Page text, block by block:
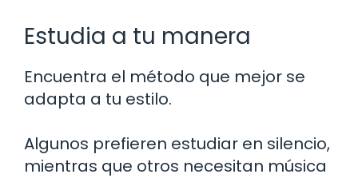
Estudia a tu manera
Encuentra el método que mejor se
adapta a tu estilo.
Algunos prefieren estudiar en silencio,
mientras que otros necesitan música